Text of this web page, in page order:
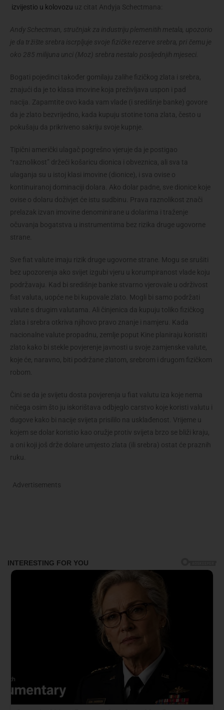
izvijestio u kolovozu uz citat Andyja Schectmana:
Andy Schectman, stručnjak za industriju plemenitih metala, upozorio
je da tržište srebra iscrpljuje svoje fizičke rezerve srebra, pri čemu je
oko 285 milijuna unci (Moz) srebra nestalo posljednjih mjeseci.
Bogati pojedinci također gomilaju zalihe fizičkog zlata i srebra,
znajući da je to klasa imovine koja preživljava uspon i pad
nacija. Zapamtite ovo kada vam vlade (i središnje banke) govore
da je zlato bezvrijedno, kada kupuju stotine tona zlata, često u
pokušaju da prikriveno sakriju svoje kupnje.
Tipični američki ulagač pogrešno vjeruje da je postigao
“raznolikost” držeći košaricu dionica i obveznica, ali sva ta
ulaganja su u istoj klasi imovine (dionice), i sva ovise o
kontinuiranoj dominaciji dolara. Ako dolar padne, sve dionice koje
ovise o dolaru doživjet će istu sudbinu. Prava raznolikost znači
prelazak izvan imovine denominirane u dolarima i traženje
očuvanja bogatstva u instrumentima bez rizika druge ugovorne
strane.
Sve fiat valute imaju rizik druge ugovorne strane. Mogu se srušiti
bez upozorenja ako svijet izgubi vjeru u korumpiranost vlade koju
podržavaju. Kad bi središnje banke stvarno vjerovale u održivost
fiat valuta, uopće ne bi kupovale zlato. Mogli bi samo podržati
valute s drugim valutama. Ali činjenica da kupuju toliko fizičkog
zlata i srebra otkriva njihovo pravo znanje i namjeru. Kada
nacionalne valute propadnu, zemlje poput Kine planiraju koristiti
zlato kako bi stekle povjerenje javnosti u svoje zamjenske valute,
koje će, naravno, biti podržane zlatom, srebrom i drugom fizičkom
robom.
Čini se da je svijetu dosta povjerenja u fiat valutu iza koje nema
ničega osim što ju iskorištava odbjeglo carstvo koje koristi valutu i
dugove kako bi nacije svijeta prisililo na usklađenost. Vrijeme u
kojem se dolar koristio kao oružje protiv svijeta brzo se bliži kraju,
a oni koji još drže dolare umjesto zlata (ili srebra) ostat će praznih
ruku.
Advertisements